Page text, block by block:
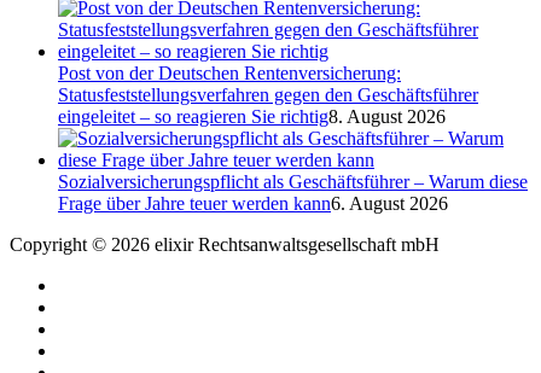
Post von der Deutschen Rentenversicherung:
Statusfeststellungsverfahren gegen den Geschäftsführer
eingeleitet – so reagieren Sie richtig8. August 2026
Sozialversicherungspflicht als Geschäftsführer – Warum diese
Frage über Jahre teuer werden kann6. August 2026
Copyright © 2026 elixir Rechtsanwaltsgesellschaft mbH